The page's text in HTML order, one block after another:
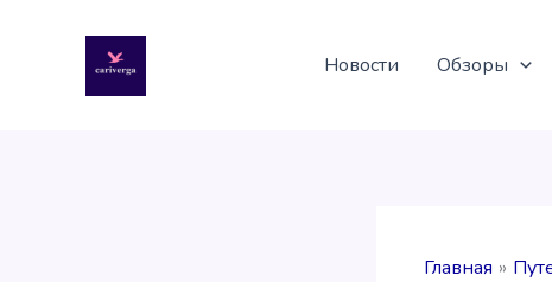
содержимому
Новости Обзоры
Главная